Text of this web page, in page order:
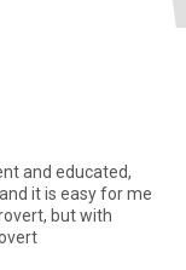
and educated,
but with